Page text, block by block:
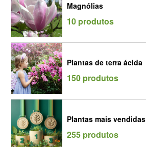
Magnólias
10 produtos
Plantas de terra ácida
150 produtos
Plantas mais vendidas
255 produtos